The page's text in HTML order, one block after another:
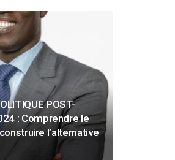
POST-
: Comprendre le
l’alternative